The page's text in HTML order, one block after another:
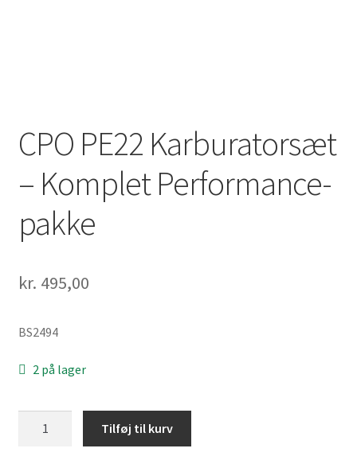
CPO PE22 Karburatorsæt
– Komplet Performance-
pakke
kr. 495,00
BS2494
2 på lager
Tilføj til kurv